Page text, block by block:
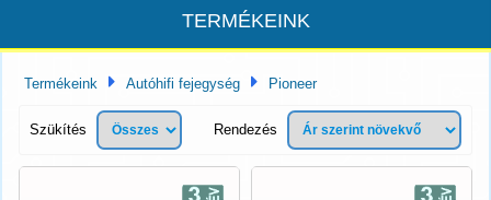
TERMÉKEINK
Termékeink Autóhifi fejegység Pioneer
Szükítés Rendezés